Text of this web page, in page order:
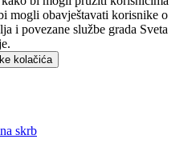
mogli obavještavati korisnike o
i povezane službe grada Sveta
kolačića
skrb